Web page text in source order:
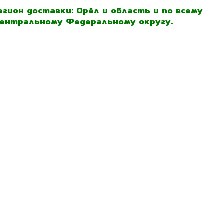
доставки: Орёл и область и по всему
Федеральному округу.